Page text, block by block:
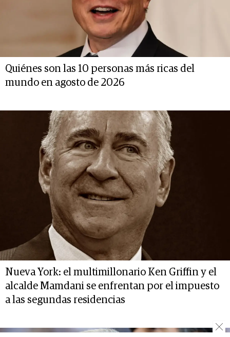
Quiénes son las 10 personas más ricas del
mundo en agosto de 2026
Nueva York: el multimillonario Ken Griffin y el
alcalde Mamdani se enfrentan por el impuesto
a las segundas residencias